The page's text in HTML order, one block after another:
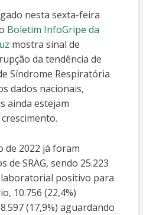
nesta sexta-feira
Boletim InfoGripe da
mostra sinal de
da tendência de
Síndrome Respiratória
dados nacionais,
ainda estejam
de 2022 já foram
de SRAG, sendo 25.223
positivo para
10.756 (22,4%)
(17,9%) aguardando